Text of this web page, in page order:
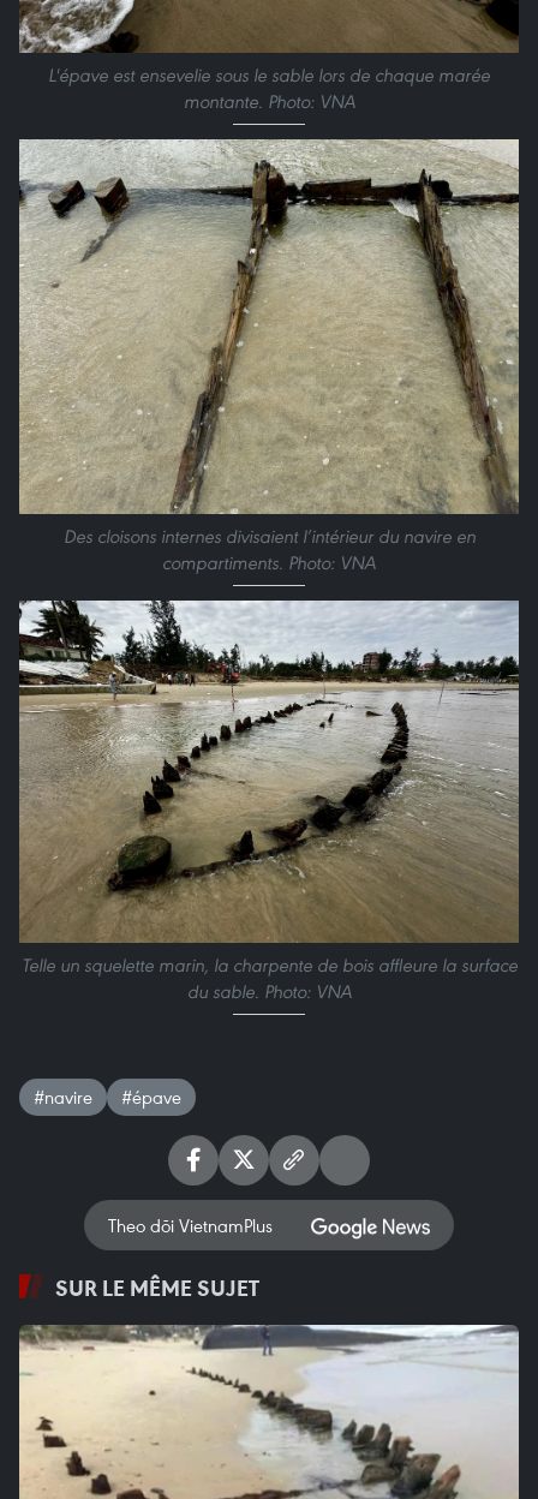
L'épave est ensevelie sous le sable lors de chaque marée
montante. Photo: VNA
Des cloisons internes divisaient l’intérieur du navire en
compartiments. Photo: VNA
Telle un squelette marin, la charpente de bois affleure la surface
du sable. Photo: VNA
#navire #épave
Theo dõi VietnamPlus
SUR LE MÊME SUJET